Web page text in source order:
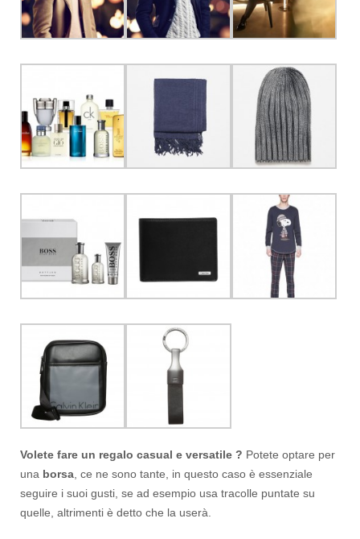
Volete fare un regalo casual e versatile ? Potete optare per
una borsa , ce ne sono tante, in questo caso è essenziale
seguire i suoi gusti, se ad esempio usa tracolle puntate su
quelle, altrimenti è detto che la userà.